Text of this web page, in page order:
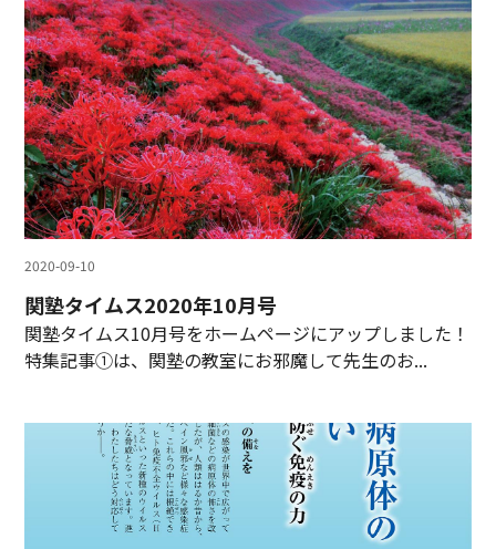
2020-09-10
関塾タイムス2020年10月号
関塾タイムス10月号をホームページにアップしました！
特集記事①は、関塾の教室にお邪魔して先生のお...